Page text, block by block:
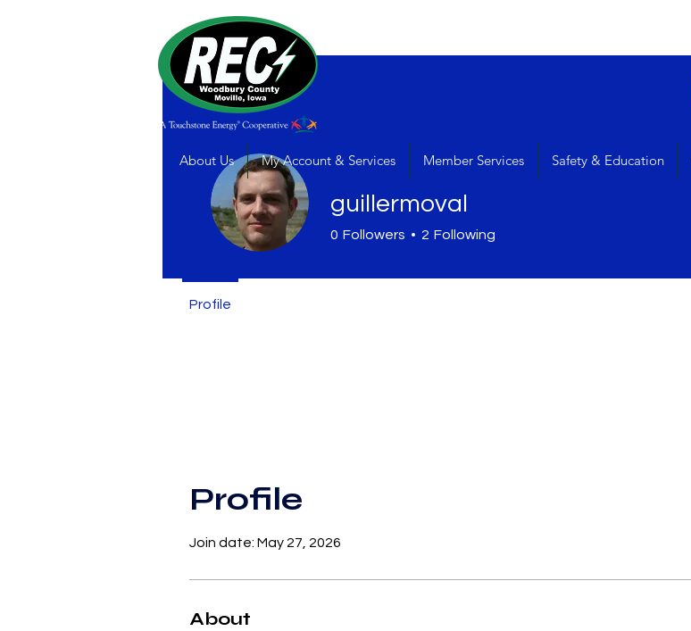
About Us My Account & Services Member Services Safety & Education
Profile
Join date: May 27, 2026
About
guillermoval
0 Followers 2 Following
Profile